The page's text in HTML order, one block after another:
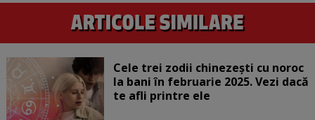
Cele trei zodii chinezești cu noroc
la bani în februarie 2025. Vezi dacă
te afli printre ele